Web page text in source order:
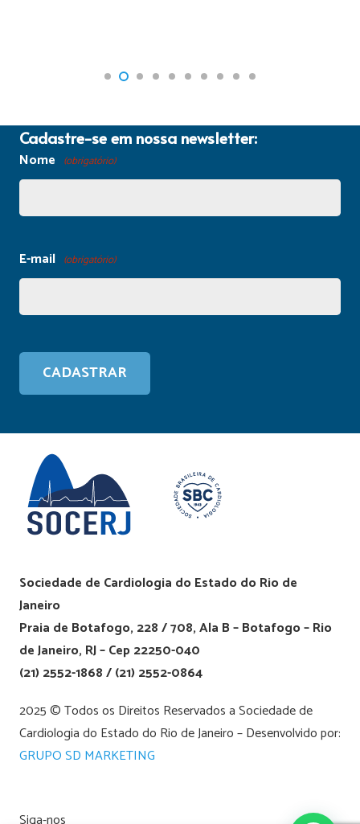
Cadastre-se em nossa newsletter:
Nome (obrigatório)
E-mail (obrigatório)
Sociedade de Cardiologia do Estado do Rio de
Janeiro
Praia de Botafogo, 228 / 708, Ala B – Botafogo – Rio
de Janeiro, RJ – Cep 22250-040
(21) 2552-1868 / (21) 2552-0864
2025 © Todos os Direitos Reservados a Sociedade de
Cardiologia do Estado do Rio de Janeiro – Desenvolvido por:
GRUPO SD MARKETING